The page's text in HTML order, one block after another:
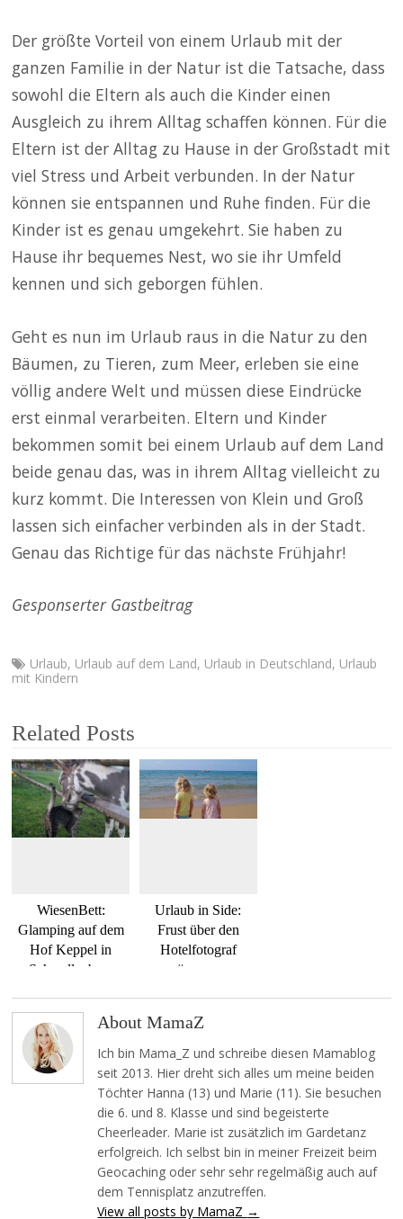
Der größte Vorteil von einem Urlaub mit der
ganzen Familie in der Natur ist die Tatsache, dass
sowohl die Eltern als auch die Kinder einen
Ausgleich zu ihrem Alltag schaffen können. Für die
Eltern ist der Alltag zu Hause in der Großstadt mit
viel Stress und Arbeit verbunden. In der Natur
können sie entspannen und Ruhe finden. Für die
Kinder ist es genau umgekehrt. Sie haben zu
Hause ihr bequemes Nest, wo sie ihr Umfeld
kennen und sich geborgen fühlen.
Geht es nun im Urlaub raus in die Natur zu den
Bäumen, zu Tieren, zum Meer, erleben sie eine
völlig andere Welt und müssen diese Eindrücke
erst einmal verarbeiten. Eltern und Kinder
bekommen somit bei einem Urlaub auf dem Land
beide genau das, was in ihrem Alltag vielleicht zu
kurz kommt. Die Interessen von Klein und Groß
lassen sich einfacher verbinden als in der Stadt.
Genau das Richtige für das nächste Frühjahr!
Gesponserter Gastbeitrag
Urlaub, Urlaub auf dem Land, Urlaub in Deutschland, Urlaub
mit Kindern
Related Posts
WiesenBett:
Glamping auf dem
Hof Keppel in
Schmallenberg
Urlaub in Side:
Frust über den
Hotelfotograf
#momo
About MamaZ
Ich bin Mama_Z und schreibe diesen Mamablog
seit 2013. Hier dreht sich alles um meine beiden
Töchter Hanna (13) und Marie (11). Sie besuchen
die 6. und 8. Klasse und sind begeisterte
Cheerleader. Marie ist zusätzlich im Gardetanz
erfolgreich. Ich selbst bin in meiner Freizeit beim
Geocaching oder sehr sehr regelmäßig auch auf
dem Tennisplatz anzutreffen.
View all posts by MamaZ →